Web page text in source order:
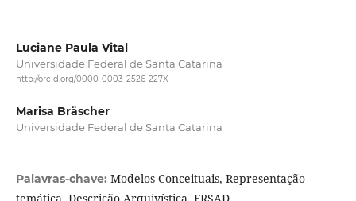
Luciane Paula Vital
Universidade Federal de Santa Catarina
http://orcid.org/0000-0003-2526-227X
Marisa Bräscher
Universidade Federal de Santa Catarina
Palavras-chave: Modelos Conceituais, Representação